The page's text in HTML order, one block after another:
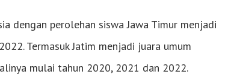
dengan perolehan siswa Jawa Timur menjadi
Termasuk Jatim menjadi juara umum
mulai tahun 2020, 2021 dan 2022.